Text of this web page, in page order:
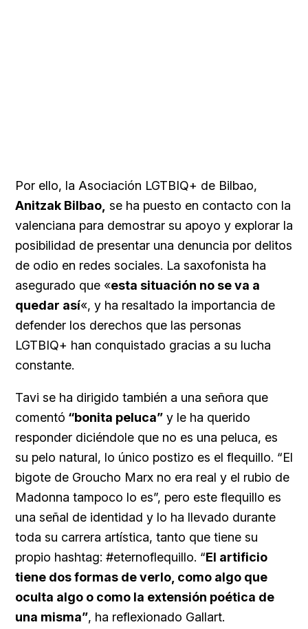
Por ello, la Asociación LGTBIQ+ de Bilbao,
Anitzak Bilbao, se ha puesto en contacto con la
valenciana para demostrar su apoyo y explorar la
posibilidad de presentar una denuncia por delitos
de odio en redes sociales. La saxofonista ha
asegurado que «esta situación no se va a
quedar así«, y ha resaltado la importancia de
defender los derechos que las personas
LGTBIQ+ han conquistado gracias a su lucha
constante.
Tavi se ha dirigido también a una señora que
comentó “bonita peluca” y le ha querido
responder diciéndole que no es una peluca, es
su pelo natural, lo único postizo es el flequillo. “El
bigote de Groucho Marx no era real y el rubio de
Madonna tampoco lo es”, pero este flequillo es
una señal de identidad y lo ha llevado durante
toda su carrera artística, tanto que tiene su
propio hashtag: #eternoflequillo. “El artificio
tiene dos formas de verlo, como algo que
oculta algo o como la extensión poética de
una misma”, ha reflexionado Gallart.